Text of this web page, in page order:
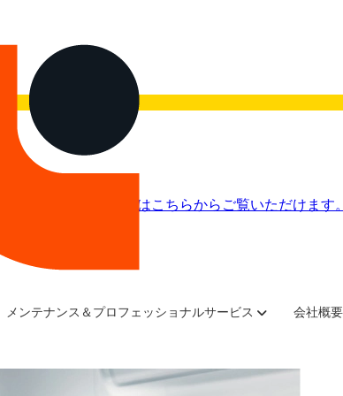
メンテナンス＆プロフェッショナルサービス 会社概要
ご覧ください。 録画はこちらからご覧いただけます。
者のチーム